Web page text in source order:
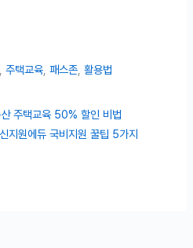
,주택교육 ,패스존 ,활용법
주택교육 50% 할인 비법
지원에듀 국비지원 꿀팁 5가지